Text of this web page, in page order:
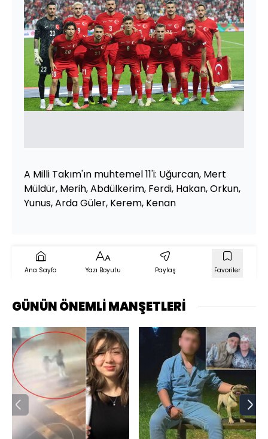
A Milli Takım'ın muhtemel 11'i: Uğurcan, Mert
Müldür, Merih, Abdülkerim, Ferdi, Hakan, Orkun,
Yunus, Arda Güler, Kerem, Kenan
Ana Sayfa Yazı Boyutu Paylaş Favoriler
GÜNÜN ÖNEMLİ MANŞETLERİ